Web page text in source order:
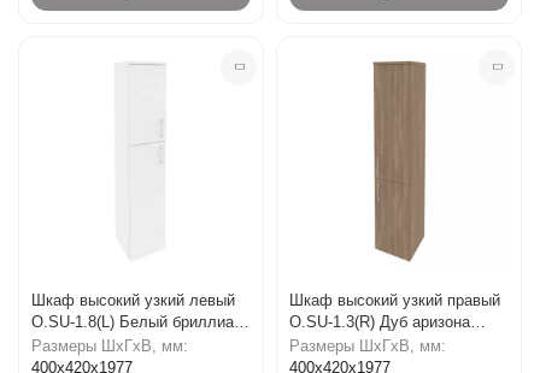
Шкаф высокий узкий левый
O.SU-1.8(L) Белый бриллиант
(ШхГхВ) 400х420х1977
Размеры ШхГхВ, мм:
400х420х1977
Шкаф высокий узкий правый
O.SU-1.3(R) Дуб аризона
(ШхГхВ) 400х420х1977
Размеры ШхГхВ, мм:
400х420х1977